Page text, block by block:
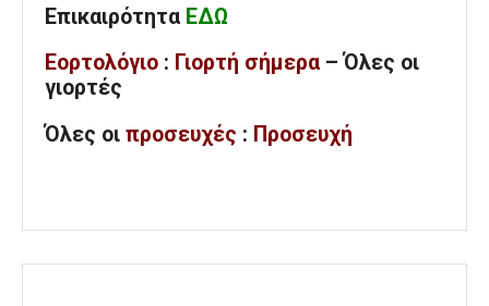
Επικαιρότητα ΕΔΩ
Εορτολόγιο : Γιορτή σήμερα – Όλες οι
γιορτές
Όλες οι προσευχές : Προσευχή